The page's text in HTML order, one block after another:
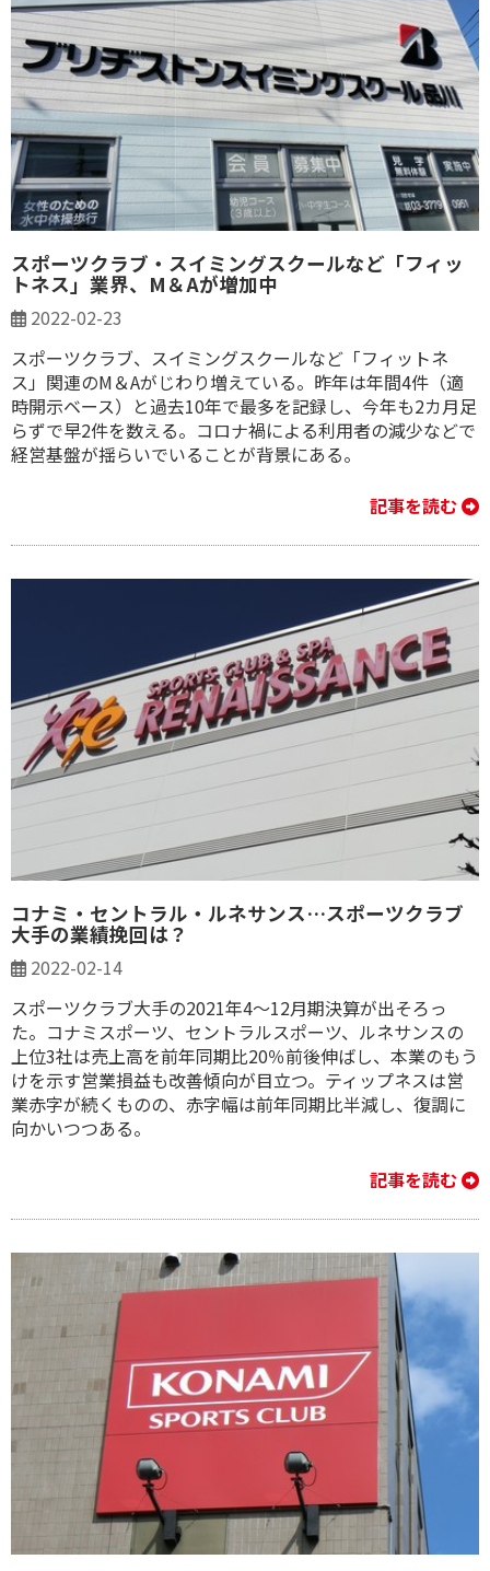
スポーツクラブ・スイミングスクールなど「フィッ
トネス」業界、M＆Aが増加中
2022-02-23
スポーツクラブ、スイミングスクールなど「フィットネ
ス」関連のM＆Aがじわり増えている。昨年は年間4件（適
時開示ベース）と過去10年で最多を記録し、今年も2カ月足
らずで早2件を数える。コロナ禍による利用者の減少などで
経営基盤が揺らいでいることが背景にある。
記事を読む
コナミ・セントラル・ルネサンス…スポーツクラブ
大手の業績挽回は？
2022-02-14
スポーツクラブ大手の2021年4～12月期決算が出そろっ
た。コナミスポーツ、セントラルスポーツ、ルネサンスの
上位3社は売上高を前年同期比20％前後伸ばし、本業のもう
けを示す営業損益も改善傾向が目立つ。ティップネスは営
業赤字が続くものの、赤字幅は前年同期比半減し、復調に
向かいつつある。
記事を読む